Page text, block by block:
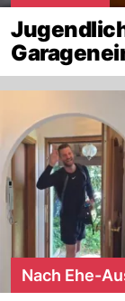
Nach Ehe-